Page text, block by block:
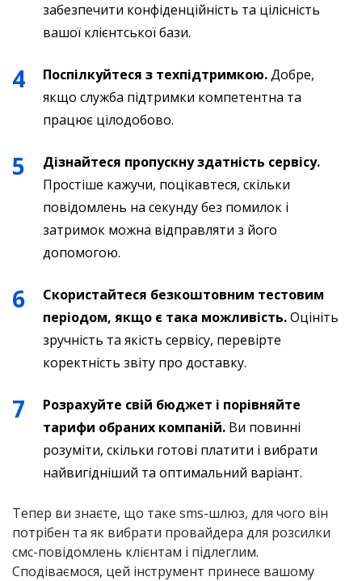
забезпечити конфіденційність та цілісність
вашої клієнтської бази.
Поспілкуйтеся з техпідтримкою.Добре,
якщо служба підтримки компетентна та
працює цілодобово.
Дізнайтеся пропускну здатність сервісу.
Простіше кажучи, поцікавтеся, скільки
повідомлень на секунду без помилок і
затримок можна відправляти з його
допомогою.
Скористайтеся безкоштовним тестовим
періодом, якщо є така можливість.Оцініть
зручність та якість сервісу, перевірте
коректність звіту про доставку.
Розрахуйте свій бюджет і порівняйте
тарифи обраних компаній. Ви повинні
розуміти, скільки готові платити і вибрати
найвигідніший та оптимальний варіант.
Тепер ви знаєте, що таке sms-шлюз, для чого він
потрібен та як вибрати провайдера для розсилки
смс-повідомлень клієнтам і підлеглим.
Сподіваємося, цей інструмент принесе вашому